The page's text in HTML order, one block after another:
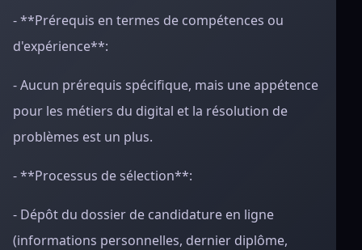
- **Prérequis en termes de compétences ou
d'expérience**:
- Aucun prérequis spécifique, mais une appétence
pour les métiers du digital et la résolution de
problèmes est un plus.
- **Processus de sélection**:
- Dépôt du dossier de candidature en ligne
(informations personnelles, dernier diplôme,